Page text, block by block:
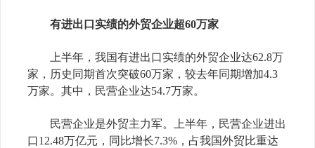
有进出口实绩的外贸企业超60万家
上半年，我国有进出口实绩的外贸企业达62.8万
家，历史同期首次突破60万家，较去年同期增加4.3
万家。其中，民营企业达54.7万家。
民营企业是外贸主力军。上半年，民营企业进出
口12.48万亿元，同比增长7.3% ，占我国外贸比重达